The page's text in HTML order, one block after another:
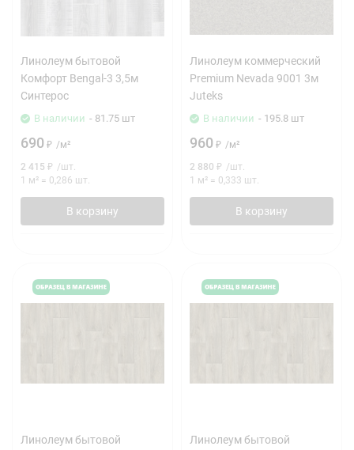
Линолеум бытовой
Комфорт Bengal-3 3,5м
Синтерос
В наличии - 81.75 шт
690 ₽ /м²
2 415 ₽ /шт.
1 м² = 0,286 шт.
В корзину
Линолеум коммерческий
Premium Nevada 9001 3м
Juteks
В наличии - 195.8 шт
960 ₽ /м²
2 880 ₽ /шт.
1 м² = 0,333 шт.
В корзину
Линолеум бытовой
Линолеум бытовой